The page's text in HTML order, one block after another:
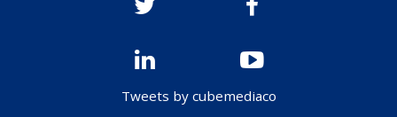
Tweets by cubemediaco